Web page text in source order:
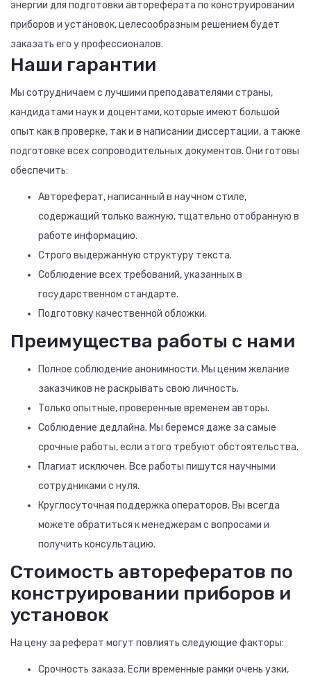
энергии для подготовки автореферата по конструировании
приборов и установок, целесообразным решением будет
заказать его у профессионалов.
Наши гарантии
Мы сотрудничаем с лучшими преподавателями страны,
кандидатами наук и доцентами, которые имеют большой
опыт как в проверке, так и в написании диссертации, а также
подготовке всех сопроводительных документов. Они готовы
обеспечить:
Автореферат, написанный в научном стиле,
содержащий только важную, тщательно отобранную в
работе информацию.
Строго выдержанную структуру текста.
Соблюдение всех требований, указанных в
государственном стандарте.
Подготовку качественной обложки.
Преимущества работы с нами
Полное соблюдение анонимности. Мы ценим желание
заказчиков не раскрывать свою личность.
Только опытные, проверенные временем авторы.
Соблюдение дедлайна. Мы беремся даже за самые
срочные работы, если этого требуют обстоятельства.
Плагиат исключен. Все работы пишутся научными
сотрудниками с нуля.
Круглосуточная поддержка операторов. Вы всегда
можете обратиться к менеджерам с вопросами и
получить консультацию.
Стоимость авторефератов по
конструировании приборов и
установок
На цену за реферат могут повлиять следующие факторы:
Срочность заказа. Если временные рамки очень узки,